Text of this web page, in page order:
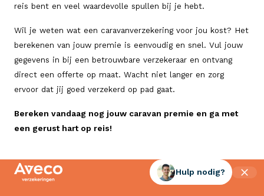
reis bent en veel waardevolle spullen bij je hebt.
Wil je weten wat een caravanverzekering voor jou kost? Het
berekenen van jouw premie is eenvoudig en snel. Vul jouw
gegevens in bij een betrouwbare verzekeraar en ontvang
direct een offerte op maat. Wacht niet langer en zorg
ervoor dat jij goed verzekerd op pad gaat.
Bereken vandaag nog jouw caravan premie en ga met
een gerust hart op reis!
Hulp nodig?